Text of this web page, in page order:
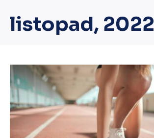
listopad, 2022